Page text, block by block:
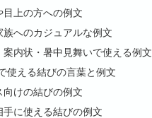
目上の方への例文
族へのカジュアルな例文
案内状・暑中見舞いで使える例文
使える結びの言葉と例文
向けの結びの例文
手に使える結びの例文